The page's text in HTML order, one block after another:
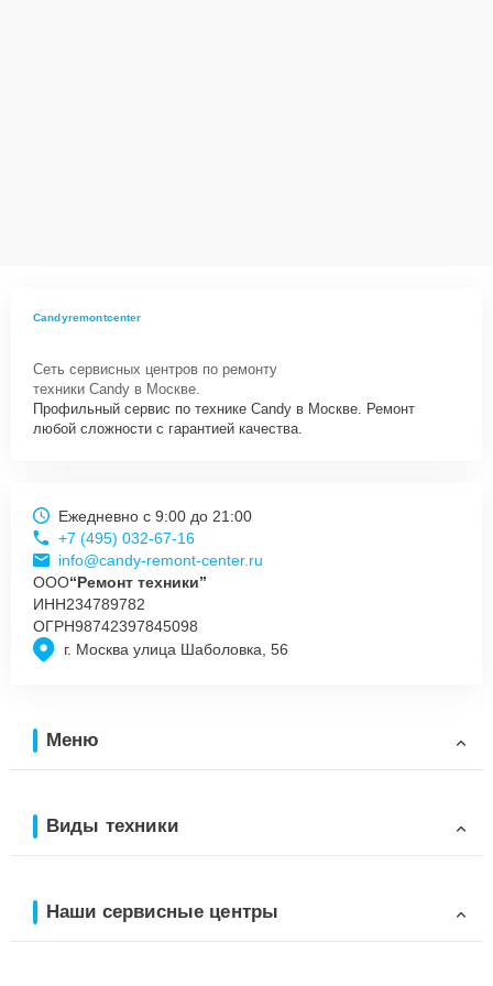
Candyremontcenter
Сеть сервисных центров по ремонту
техники Candy в Москве.
Профильный сервис по технике Candy в Москве. Ремонт
любой сложности с гарантией качества.
г. Москва улица Шаболовка, 56
Ежедневно с 9:00 до 21:00
+7 (495) 032-67-16
info@candy-remont-center.ru
ООО“Ремонт техники”
ИНН234789782
ОГРН98742397845098
Меню
Виды техники
Наши сервисные центры